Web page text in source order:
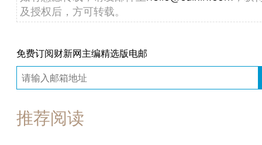
及授权后，方可转载。
免费订阅财新网主编精选版电邮
推荐阅读